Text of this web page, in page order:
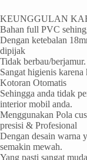
KEUNGGULAN
Bahan full PVC
Dengan ketebalan
dipijak
Tidak berbau/
Sangat higienis
Kotoran Otomatis
Sehingga anda tidak
interior mobil anda.
Menggunakan Pola
presisi & Profesional
Dengan desain warna
semakin mewah.
Yang pasti sangat